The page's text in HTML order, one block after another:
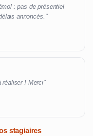
: pas de présentiel
annoncés."
réaliser ! Merci"
stagiaires